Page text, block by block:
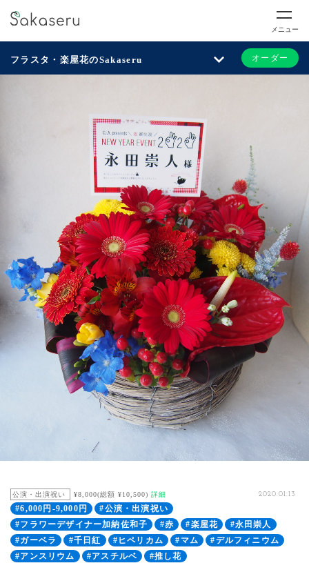
メニュー
フラスタ・楽屋花のSakaseru オーダー
公演・出演祝い ¥8,000(総額 ¥10,500) 詳細 2020.01.13
#6,000円-9,000円
#公演・出演祝い
#フラワーデザイナー加納佐和子
#赤 #楽屋花
#永田崇人
#ガーベラ
#千日紅 #ヒペリカム #マム
#デルフィニウム
#アンスリウム
#アスチルベ #推し花